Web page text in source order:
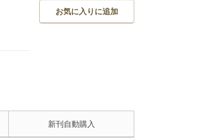
お気に入りに追加
新刊自動購入